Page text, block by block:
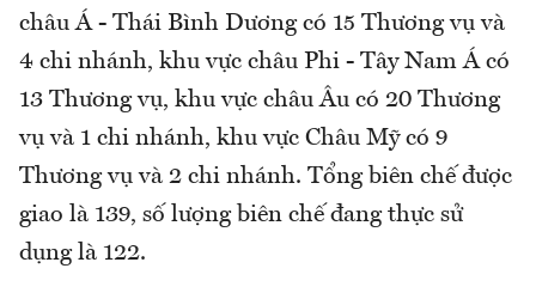
châu Á - Thái Bình Dương có 15 Thương vụ và
4 chi nhánh, khu vực châu Phi - Tây Nam Á có
13 Thương vụ, khu vực châu Âu có 20 Thương
vụ và 1 chi nhánh, khu vực Châu Mỹ có 9
Thương vụ và 2 chi nhánh. Tổng biên chế được
giao là 139, số lượng biên chế đang thực sử
dụng là 122.